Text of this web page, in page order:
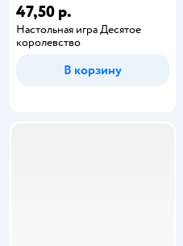
47,50 р.
Настольная игра Десятое
королевство
В корзину